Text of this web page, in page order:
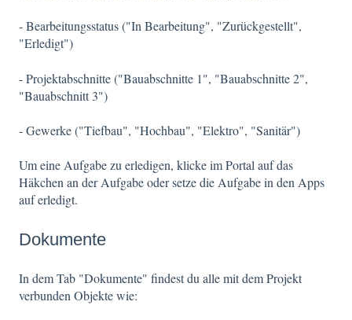
- Bearbeitungsstatus ("In Bearbeitung", "Zurückgestellt",
"Erledigt")
- Projektabschnitte ("Bauabschnitte 1", "Bauabschnitte 2",
"Bauabschnitt 3")
- Gewerke ("Tiefbau", "Hochbau", "Elektro", "Sanitär")
Um eine Aufgabe zu erledigen, klicke im Portal auf das
Häkchen an der Aufgabe oder setze die Aufgabe in den Apps
auf erledigt.
Dokumente
In dem Tab "Dokumente" findest du alle mit dem Projekt
verbunden Objekte wie: